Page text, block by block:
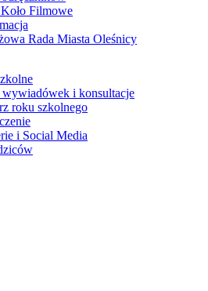
Filmowe
Rada Miasta Oleśnicy
i konsultacje
roku szkolnego
i Social Media